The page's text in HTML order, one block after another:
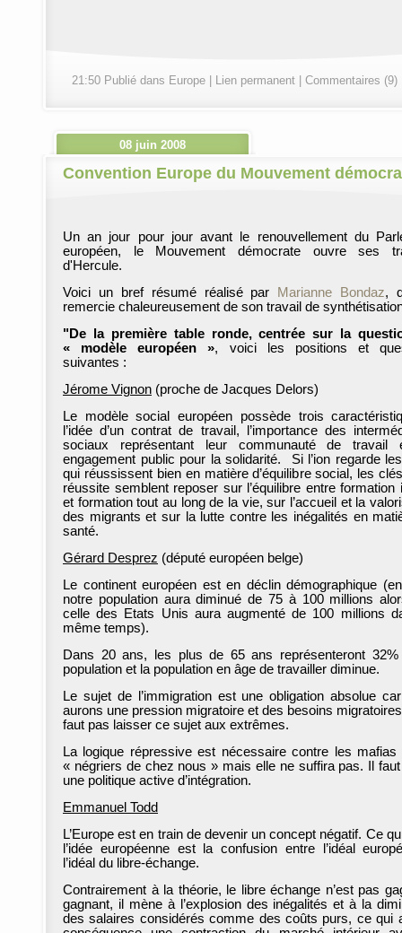
21:50 Publié dans Europe Lien permanent Commentaires (9)
08 juin 2008
Convention Europe du Mouvement
Un an jour pour jour avant le renouvellement du
européen, le Mouvement démocrate ouvre ses
d'Hercule.
Voici un bref résumé réalisé par
Marianne Bondaz,
remercie chaleureusement de son travail de
"De la première table ronde, centrée sur la
« modèle européen », voici les positions et
suivantes :
Jérome Vignon (proche de Jacques Delors)
Le modèle social européen possède trois
l’idée d’un contrat de travail, l’importance des
sociaux représentant leur communauté de travail
engagement public pour la solidarité. Si l’ion regarde
qui réussissent bien en matière d’équilibre social, les
réussite semblent reposer sur l’équilibre entre formation
et formation tout au long de la vie, sur l’accueil et la
des migrants et sur la lutte contre les inégalités en
santé.
Gérard Desprez (député européen belge)
Le continent européen est en déclin démographique
notre population aura diminué de 75 à 100 millions
celle des Etats Unis aura augmenté de 100 millions
même temps).
Dans 20 ans, les plus de 65 ans représenteront
population et la population en âge de travailler diminue.
Le sujet de l’immigration est une obligation absolue
aurons une pression migratoire et des besoins
faut pas laisser ce sujet aux extrêmes.
La logique répressive est nécessaire contre les
« négriers de chez nous » mais elle ne suffira pas. Il
une politique active d’intégration.
Emmanuel Todd
L’Europe est en train de devenir un concept négatif. Ce
l’idée européenne est la confusion entre l’idéal
l’idéal du libre-échange.
Contrairement à la théorie, le libre échange n’est pas
gagnant, il mène à l’explosion des inégalités et à la
des salaires considérés comme des coûts purs, ce qui